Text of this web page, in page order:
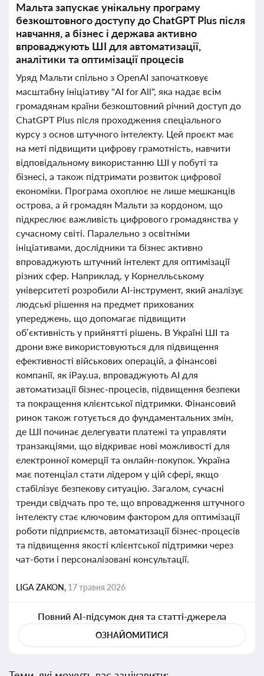
Мальта запускає унікальну програму
безкоштовного доступу до ChatGPT Plus після
навчання, а бізнес і держава активно
впроваджують ШІ для автоматизації,
аналітики та оптимізації процесів
Уряд Мальти спільно з OpenAI започатковує
масштабну ініціативу "AI for All", яка надає всім
громадянам країни безкоштовний річний доступ до
ChatGPT Plus після проходження спеціального
курсу з основ штучного інтелекту. Цей проєкт має
на меті підвищити цифрову грамотність, навчити
відповідальному використанню ШІ у побуті та
бізнесі, а також підтримати розвиток цифрової
економіки. Програма охоплює не лише мешканців
острова, а й громадян Мальти за кордоном, що
підкреслює важливість цифрового громадянства у
сучасному світі. Паралельно з освітніми
ініціативами, дослідники та бізнес активно
впроваджують штучний інтелект для оптимізації
різних сфер. Наприклад, у Корнелльському
університеті розробили AI-інструмент, який аналізує
людські рішення на предмет прихованих
упереджень, що допомагає підвищити
об’єктивність у прийнятті рішень. В Україні ШІ та
дрони вже використовуються для підвищення
ефективності військових операцій, а фінансові
компанії, як iPay.ua, впроваджують AI для
автоматизації бізнес-процесів, підвищення безпеки
та покращення клієнтської підтримки. Фінансовий
ринок також готується до фундаментальних змін,
де ШІ починає делегувати платежі та управляти
транзакціями, що відкриває нові можливості для
електронної комерції та онлайн-покупок. Україна
має потенціал стати лідером у цій сфері, якщо
стабілізує безпекову ситуацію. Загалом, сучасні
тренди свідчать про те, що впровадження штучного
інтелекту стає ключовим фактором для оптимізації
роботи підприємств, автоматизації бізнес-процесів
та підвищення якості клієнтської підтримки через
чат-боти і персоналізовані консультації.
LIGA ZAKON, 17 травня 2026
Повний AI-підсумок дня та статті-джерела
ОЗНАЙОМИТИСЯ